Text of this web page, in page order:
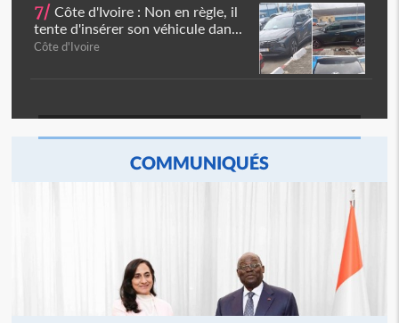
7/ Côte d'Ivoire : Non en règle, il
tente d'insérer son véhicule dan...
Côte d'Ivoire
COMMUNIQUÉS